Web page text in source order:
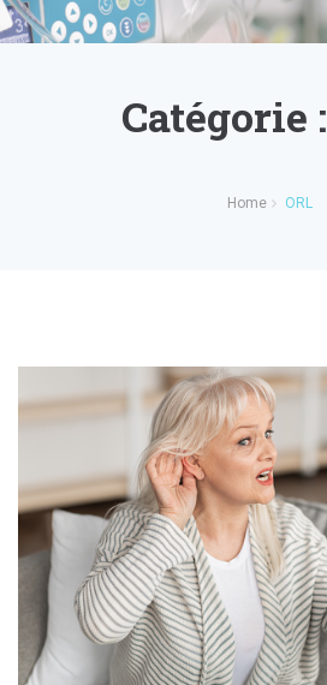
Catégorie :
Home ORL